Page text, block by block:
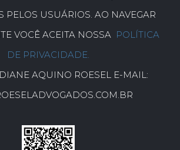
PELOS USUÁRIOS. AO NAVEGAR
VOCÊ ACEITA NOSSA POLÍTICA
DE PRIVACIDADE.
AQUINO ROESEL E-MAIL: